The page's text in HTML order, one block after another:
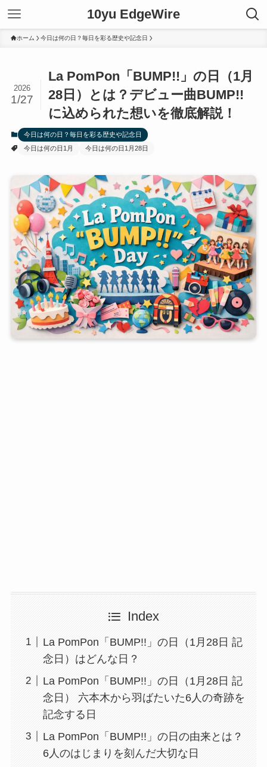
10yu EdgeWire
ホーム 今日は何の日？毎日を彩る歴史や記念日
La PomPon「BUMP!!」の日（1月
28日）とは？デビュー曲BUMP!!
に込められた想いを徹底解説！
2026
1/27
今日は何の日？毎日を彩る歴史や記念日
今日は何の日1月
今日は何の日1月28日